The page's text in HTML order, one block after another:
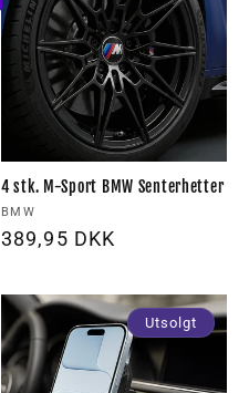
4 stk. M-Sport BMW Senterhetter
Forhandler:
BMW
Vanlig
389,95 DKK
Utsolgt